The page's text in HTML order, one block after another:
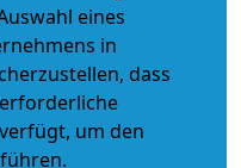
eines
in
dass
um den